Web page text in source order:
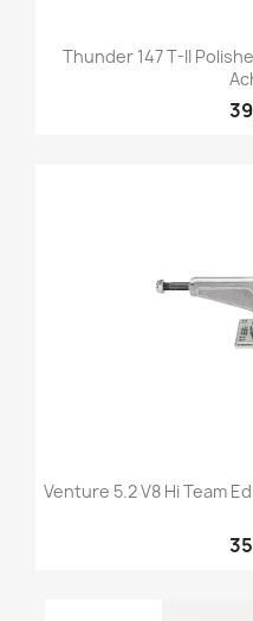
Thunder 147 T-II
Venture 5.2 V8 Hi Team